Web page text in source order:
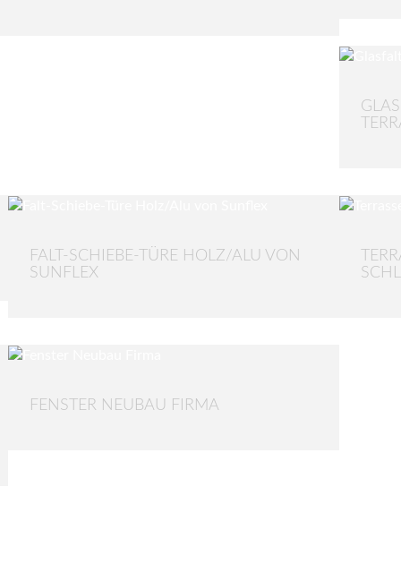
FALT-SCHIEBE-TÜRE HOLZ/ALU VON
SUNFLEX
FENSTER NEUBAU FIRMA